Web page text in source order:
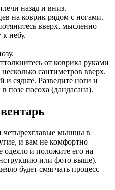
назад и вниз.
на коврик рядом с ногами.
вверх, мысленно
небу.
от коврика руками
сантиметров вверх.
и сядьте. Разведите ноги и
позе посоха (дандасана).
четырехглавые мышцы в
и вам не комфортно
одеяло и положите его на
или фото выше).
будет смягчать процесс